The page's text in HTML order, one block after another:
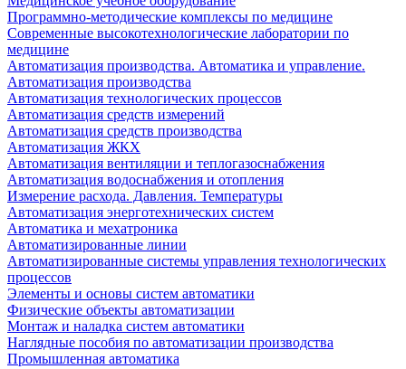
Программно-методические комплексы по медицине
Современные высокотехнологические лаборатории по
медицине
Автоматизация производства. Автоматика и управление.
Автоматизация производства
Автоматизация технологических процессов
Автоматизация средств измерений
Автоматизация средств производства
Автоматизация ЖКХ
Автоматизация вентиляции и теплогазоснабжения
Автоматизация водоснабжения и отопления
Измерение расхода. Давления. Температуры
Автоматизация энерготехнических систем
Автоматика и мехатроника
Автоматизированные линии
Автоматизированные системы управления технологических
процессов
Элементы и основы систем автоматики
Физические объекты автоматизации
Монтаж и наладка систем автоматики
Наглядные пособия по автоматизации производства
Промышленная автоматика